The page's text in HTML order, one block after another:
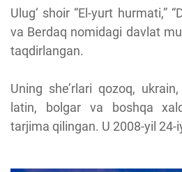
Ulug‘ shoir “El-yurt hurmati,”
va Berdaq nomidagi davlat
taqdirlangan.
Uning she’rlari qozoq,
latin, bolgar va boshqa
tarjima qilingan. U 2008-yil 24-